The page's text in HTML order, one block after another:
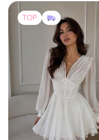
650 грн
750 грн -14%